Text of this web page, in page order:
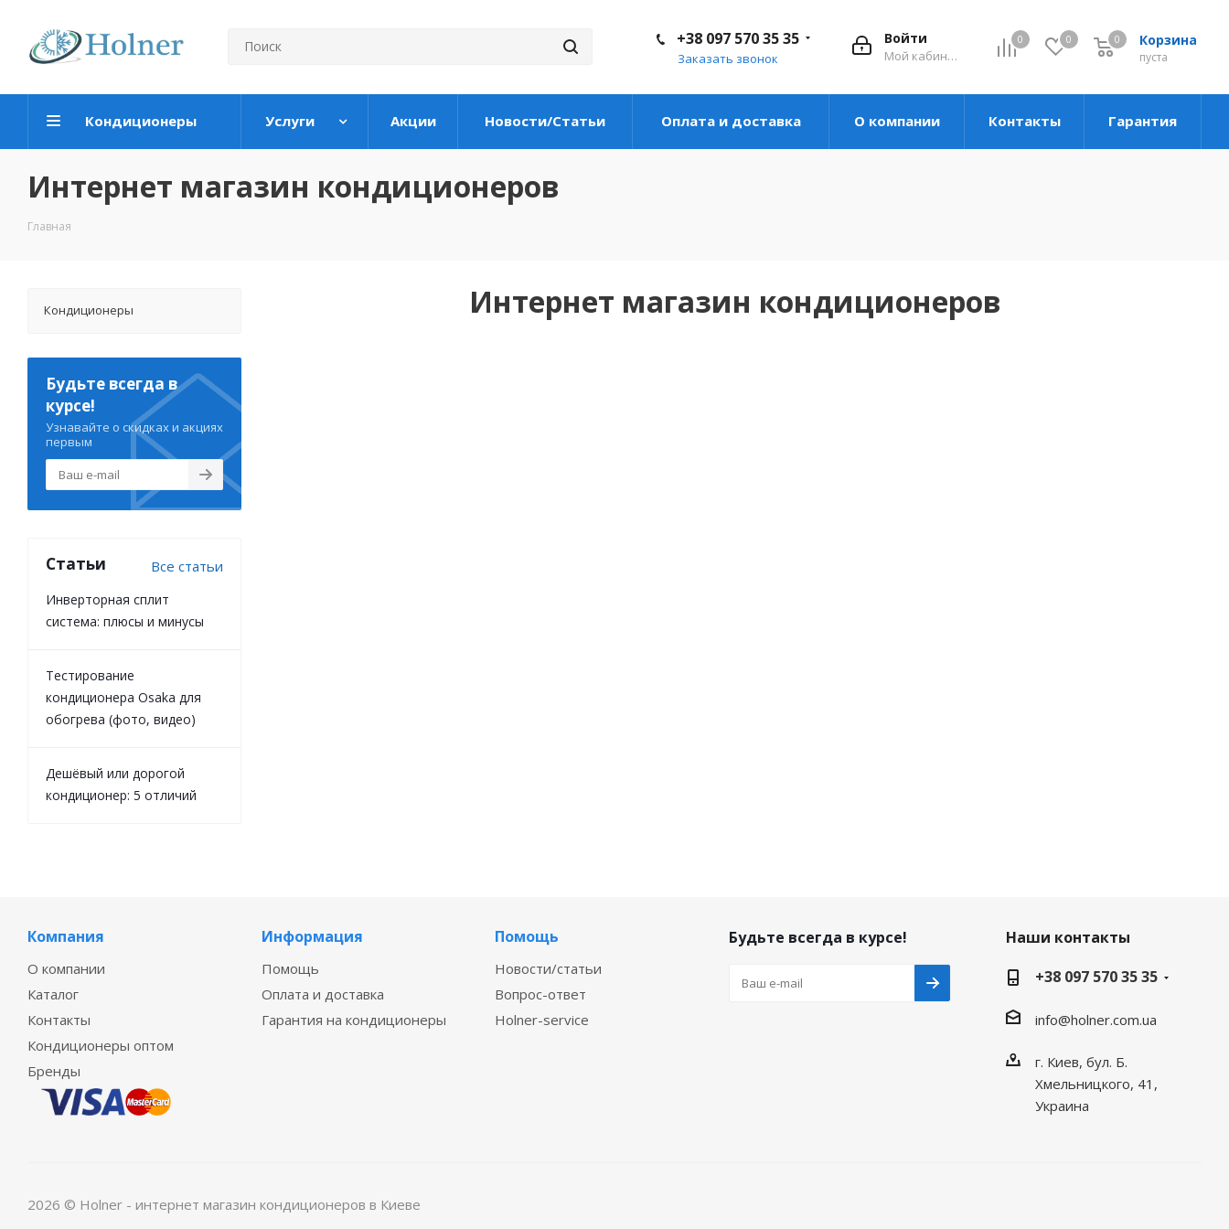
0 0 Корзина
пуста
0
Войти
Мой кабинет
+38 097 570 35 35
Заказать звонок
Кондиционеры Услуги Акции Новости/Статьи Оплата и доставка О компании Контакты Гарантия
Интернет магазин кондиционеров
Главная
Интернет магазин кондиционеров
Кондиционеры
Будьте всегда в
курсе!
Узнавайте о скидках и акциях
первым
Статьи Все статьи
Инверторная сплит
система: плюсы и минусы
Тестирование
кондиционера Osaka для
обогрева (фото, видео)
Дешёвый или дорогой
кондиционер: 5 отличий
Компания
О компании
Каталог
Контакты
Кондиционеры оптом
Бренды
Информация
Помощь
Оплата и доставка
Гарантия на кондиционеры
Помощь
Новости/статьи
Вопрос-ответ
Holner-service
Будьте всегда в курсе!
Наши контакты
+38 097 570 35 35
info@holner.com.ua
г. Киев, бул. Б.
Хмельницкого, 41,
Украина
2026 © Holner - интернет магазин кондиционеров в Киеве